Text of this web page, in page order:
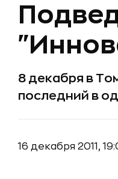
8 декабря в
последний в
16 декабря 2011,